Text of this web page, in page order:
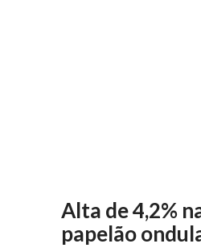
Alta de 4,2%
papelão